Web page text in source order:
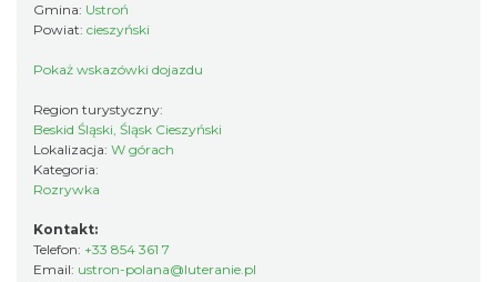
Gmina: Ustroń
Powiat: cieszyński
Pokaż wskazówki dojazdu
Region turystyczny:
Beskid Śląski, Śląsk Cieszyński
Lokalizacja: W górach
Kategoria:
Rozrywka
Kontakt:
Telefon: +33 854 361 7
Email: ustron-polana@luteranie.pl